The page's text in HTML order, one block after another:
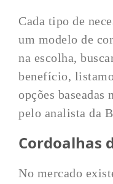
Cada tipo de
um modelo de
na escolha,
benefício,
opções baseadas
pelo analista da
Cordoalhas
No mercado